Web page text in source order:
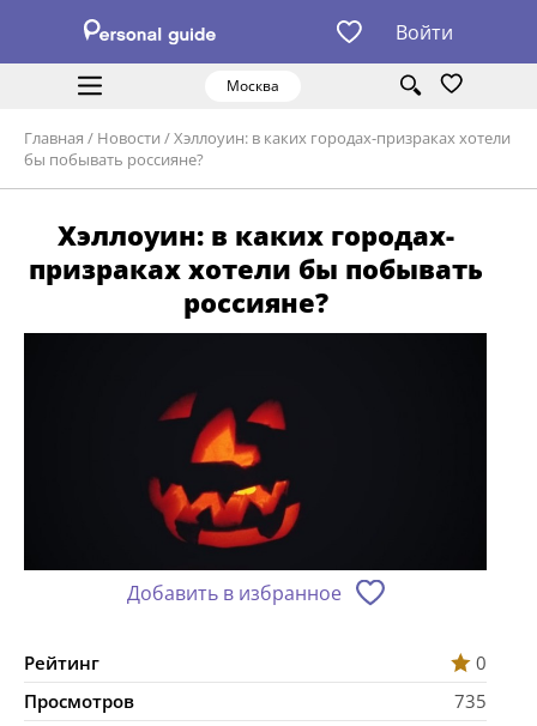
Войти
Москва
Главная / Новости /Хэллоуин: в каких городах-призраках хотели
бы побывать россияне?
Хэллоуин: в каких городах-
призраках хотели бы побывать
россияне?
Добавить в избранное
Рейтинг
0
Просмотров
735